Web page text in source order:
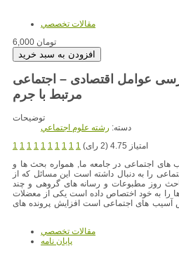
مقالات تخصصي
6,000 تومان
عوامل اقتصادی – اجتماعی
مرتبط با جرم
توضیحات
دسته: رشته علوم اجتماعي
1 1 1 1 1 1 1 1 1 1
امتیاز 4.75 (2 رای)
های اجتماعی در جامعه ما, همواره بحث ها و
را به دنبال داشته است این مسائل که از
روز مطبوعات و رسانه های گروهی و چند
به خود اختصاص داده است یکی از معضلات
های اجتماعی است افزایش پرونده های
مقالات تخصصي
پایان نامه